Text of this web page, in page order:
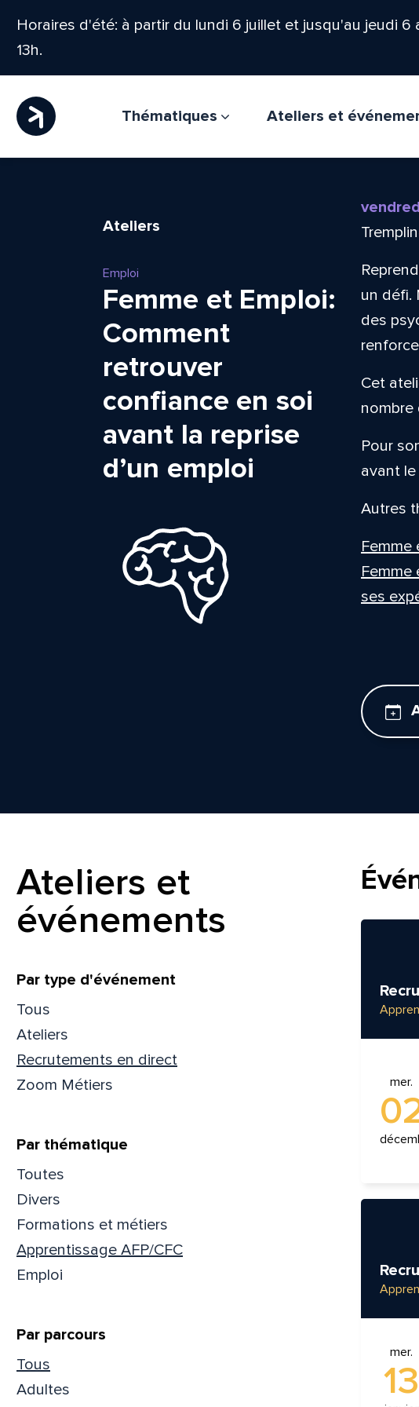
Horaires d'été: à partir du lundi 6 juillet et jusqu'au jeudi
13h.
Thématiques Ateliers et
Ateliers
Emploi
Femme et Emploi:
Comment
retrouver
confiance en soi
avant la reprise
d’un emploi
un défi.
des
Cet
nombre
Pour
avant le
Autres
Femme
Femme
ses
Ateliers et
événements
Filtrer
Par type d'événement
Tous
Ateliers
Recrutements en direct
Zoom Métiers
Par thématique
Toutes
Divers
Formations et métiers
Apprentissage AFP/CFC
Emploi
Par parcours
Tous
Adultes
mer.
mer.
13
Quelle
page?